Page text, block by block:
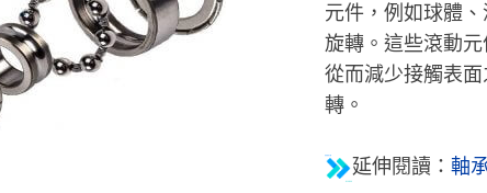
元件，例如球體
旋轉。這些滾動元
從而減少接觸表
轉。
延伸閱讀： 軸